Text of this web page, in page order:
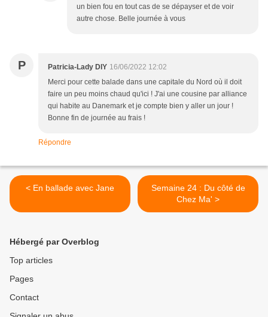
un bien fou en tout cas de se dépayser et de voir
autre chose. Belle journée à vous
P Patricia-Lady DIY 16/06/2022 12:02
Merci pour cette balade dans une capitale du Nord où il doit
faire un peu moins chaud qu'ici ! J'ai une cousine par alliance
qui habite au Danemark et je compte bien y aller un jour !
Bonne fin de journée au frais !
Répondre
< En ballade avec Jane
Semaine 24 : Du côté de
Chez Ma' >
Hébergé par Overblog
Top articles
Pages
Contact